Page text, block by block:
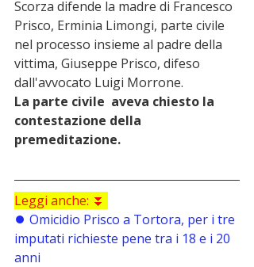
Scorza difende la madre di Francesco
Prisco, Erminia Limongi, parte civile
nel processo insieme al padre della
vittima, Giuseppe Prisco, difeso
dall'avvocato Luigi Morrone.
La parte civile  aveva chiesto la
contestazione della
premeditazione.
Leggi anche: ⏬️
⏺️ Omicidio Prisco a Tortora, per i tre
imputati richieste pene tra i 18 e i 20
anni